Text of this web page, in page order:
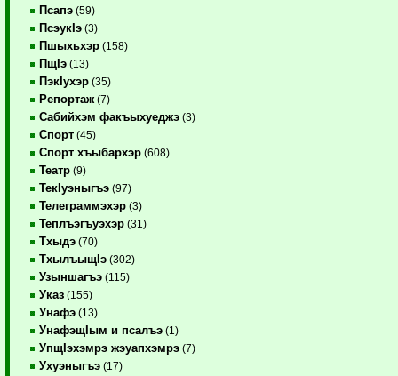
Псапэ (59)
ПсэукIэ (3)
Пшыхьхэр (158)
ПщIэ (13)
ПэкIухэр (35)
Репортаж (7)
Сабийхэм факъыхуеджэ (3)
Спорт (45)
Спорт хъыбархэр (608)
Театр (9)
ТекIуэныгъэ (97)
Телеграммэхэр (3)
Теплъэгъуэхэр (31)
Тхыдэ (70)
ТхылъыщIэ (302)
Узыншагъэ (115)
Указ (155)
Унафэ (13)
УнафэщIым и псалъэ (1)
УпщIэхэмрэ жэуапхэмрэ (7)
Ухуэныгъэ (17)